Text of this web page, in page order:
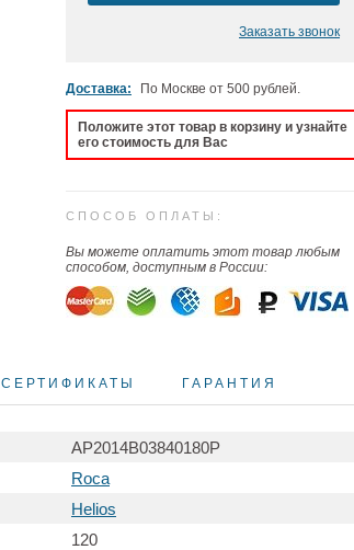
Заказать звонок
Доставка: По Москве от 500 рублей.
Положите этот товар в корзину и узнайте
его стоимость для Вас
СПОСОБ ОПЛАТЫ:
Вы можете оплатить этот товар любым
способом, доступным в России:
СЕРТИФИКАТЫ ГАРАНТИЯ
AP2014B03840180P
Roca
Helios
120